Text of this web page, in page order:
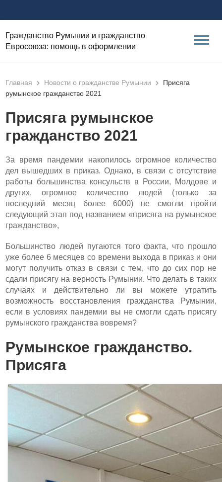
Гражданство Румынии и гражданство
Евросоюза: помощь в оформлении
Главная Новости о гражданстве Румынии
Присяга
румынское гражданство 2021
Присяга румынское
гражданство 2021
За время пандемии накопилось огромное количество
дел вышедших в приказ. Однако, в связи с отсутствие
работы большинства консульств в России, Молдове и
других, огромное количество людей (только за
последний месяц более 6000) не смогли пройти
следующий этап под названием «присяга на румынское
гражданство»,
Большинство людей пугаются того факта, что прошло
уже более 6 месяцев со времени выхода в приказ и они
могут получить отказ в связи с тем, что до сих пор не
сдали присягу на верность Румынии. Что делать в таких
случаях и действительно ли вы можете утратить
возможность восстановления гражданства Румынии,
если в условиях пандемии вы не смогли сдать присягу
румынского гражданства вовремя?
Румынское гражданство.
Присяга